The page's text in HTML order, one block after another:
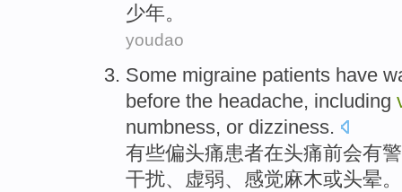
少年。
youdao
Some migraine patients have
before the headache, including
numbness, or dizziness.
有些偏头痛患者在头痛前会有
干扰、 虚弱、 感觉麻木或头晕。